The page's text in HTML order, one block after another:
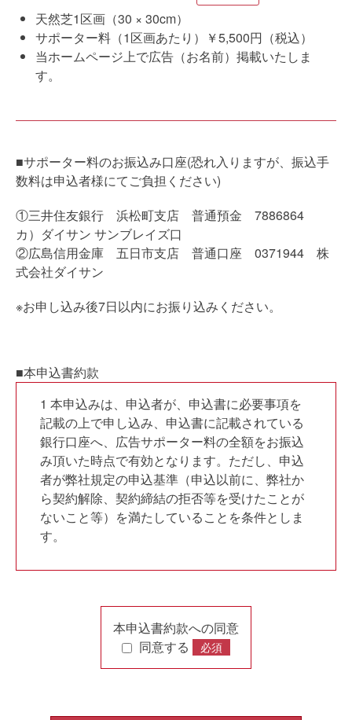
天然芝1区画（30 × 30cm）
サポーター料（1区画あたり）￥5,500円（税込）
当ホームページ上で広告（お名前）掲載いたしま
す。
■サポーター料のお振込み口座(恐れ入りますが、振込手
数料は申込者様にてご負担ください)
①三井住友銀行 浜松町支店 普通預金 7886864
カ）ダイサン サンブレイズ口
②広島信用金庫 五日市支店 普通口座 0371944 株
式会社ダイサン
※お申し込み後7日以内にお振り込みください。
■本申込書約款
1 本申込みは、申込者が、申込書に必要事項を
記載の上で申し込み、申込書に記載されている
銀行口座へ、広告サポーター料の全額をお振込
み頂いた時点で有効となります。ただし、申込
者が弊社規定の申込基準（申込以前に、弊社か
ら契約解除、契約締結の拒否等を受けたことが
ないこと等）を満たしていることを条件としま
す。
ものとします。
用いたします。
本申込書約款への同意
同意する
必須